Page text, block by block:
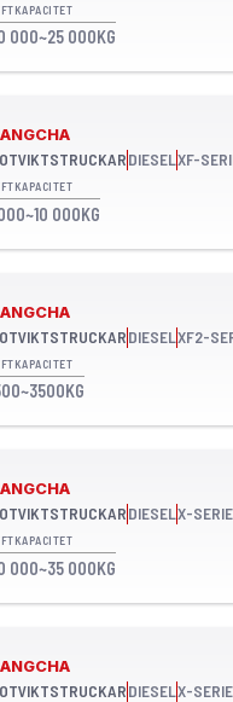
000~25 000KG
DIESELXF-
000KG
DIESELXF2-
DIESELX-
000~35 000KG
DIESELX-